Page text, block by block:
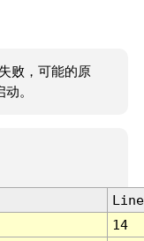
败，可能的原
。
Line
14